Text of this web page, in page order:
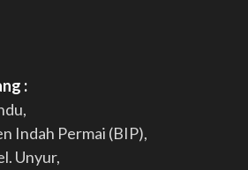
:
Indah Permai (BIP),
Unyur,